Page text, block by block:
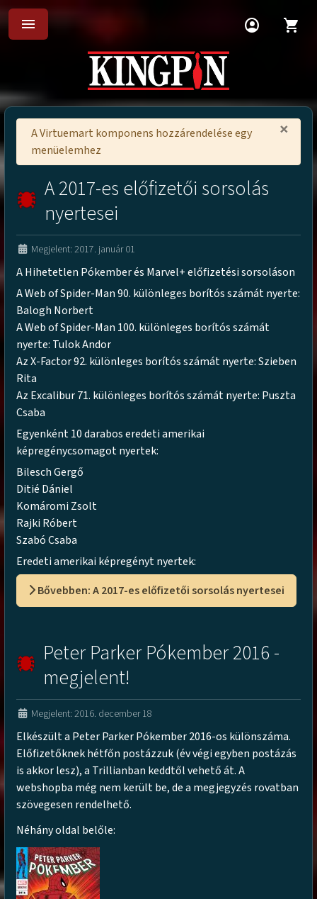
menu account_circle shopping_cart
×
A Virtuemart komponens hozzárendelése egy
menüelemhez
A 2017-es előfizetői sorsolás
nyertesei
Megjelent: 2017. január 01
A Hihetetlen Pókember és Marvel+ előfizetési sorsoláson
A Web of Spider-Man 90. különleges borítós számát nyerte:
Balogh Norbert
A Web of Spider-Man 100. különleges borítós számát
nyerte: Tulok Andor
Az X-Factor 92. különleges borítós számát nyerte: Szieben
Rita
Az Excalibur 71. különleges borítós számát nyerte: Puszta
Csaba
Egyenként 10 darabos eredeti amerikai
képregénycsomagot nyertek:
Bilesch Gergő
Ditié Dániel
Komáromi Zsolt
Rajki Róbert
Szabó Csaba
Eredeti amerikai képregényt nyertek:
Bővebben: A 2017-es előfizetői sorsolás nyertesei
Peter Parker Pókember 2016 -
megjelent!
Megjelent: 2016. december 18
Elkészült a Peter Parker Pókember 2016-os különszáma.
Előfizetőknek hétfőn postázzuk (év végi egyben postázás
is akkor lesz), a Trillianban keddtől vehető át. A
webshopba még nem került be, de a megjegyzés rovatban
szövegesen rendelhető.
Néhány oldal belőle: